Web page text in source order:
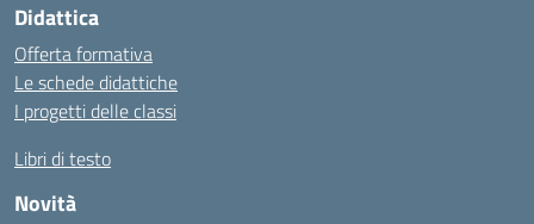
Didattica
Offerta formativa
Le schede didattiche
I progetti delle classi
Libri di testo
Novità